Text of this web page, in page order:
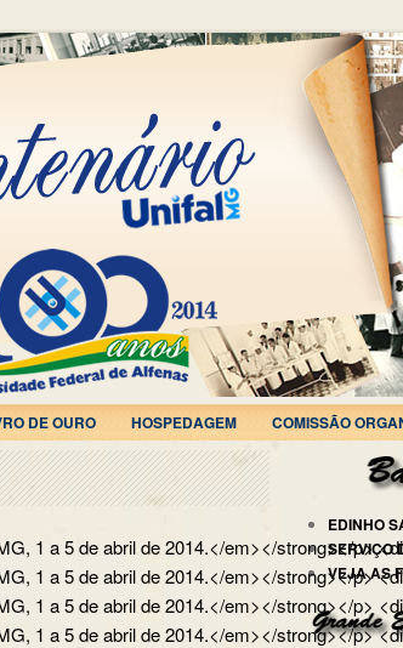
DE OURO HOSPEDAGEM COMISSÃO
1 a 5 de abril de 2014.</em></strong></p>
1 a 5 de abril de 2014.</em></strong></p>
1 a 5 de abril de 2014.</em></strong></p>
1 a 5 de abril de 2014.</em></strong></p>
EDINHO
SERVIÇO
VEJA AS